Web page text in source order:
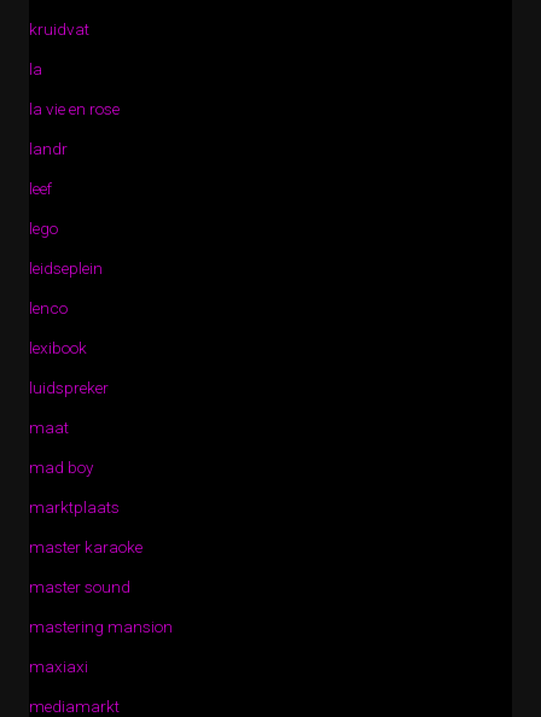
kruidvat
la
la vie en rose
landr
leef
lego
leidseplein
lenco
lexibook
luidspreker
maat
mad boy
marktplaats
master karaoke
master sound
mastering mansion
maxiaxi
mediamarkt